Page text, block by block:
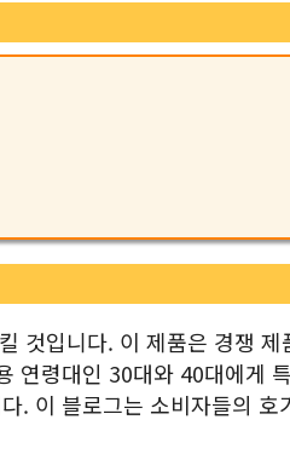
것입니다. 이 제품은 경쟁 제
연령대인 30대와 40대에게
. 이 블로그는 소비자들의 호